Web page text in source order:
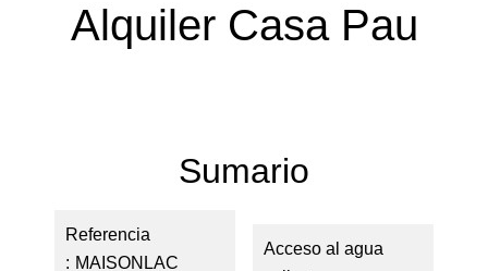
Alquiler Casa Pau
Sumario
Referencia
MAISONLAC
Acceso al agua